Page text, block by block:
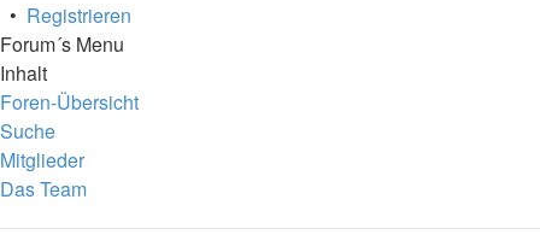
• Registrieren
Forum´s Menu
Inhalt
Foren-Übersicht
Suche
Mitglieder
Das Team